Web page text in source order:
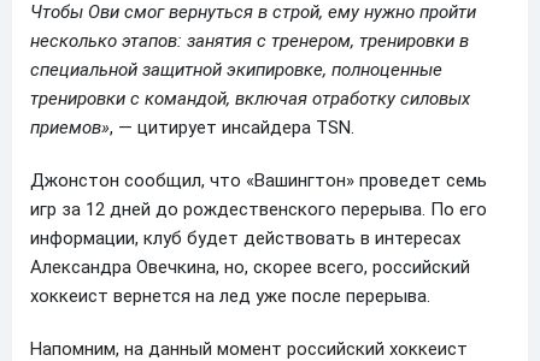
Чтобы Ови смог вернуться в строй, ему нужно пройти
несколько этапов: занятия с тренером, тренировки в
специальной защитной экипировке, полноценные
тренировки с командой, включая отработку силовых
приемов», — цитирует инсайдера TSN.
Джонстон сообщил, что «Вашингтон» проведет семь
игр за 12 дней до рождественского перерыва. По его
информации, клуб будет действовать в интересах
Александра Овечкина, но, скорее всего, российский
хоккеист вернется на лед уже после перерыва.
Напомним, на данный момент российский хоккеист